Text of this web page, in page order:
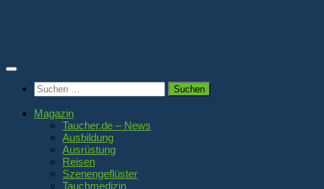
Suchen
nach:
Magazin
Taucher.de – News
Ausbildung
Ausrüstung
Reisen
Szenengeflüster
Tauchmedizin